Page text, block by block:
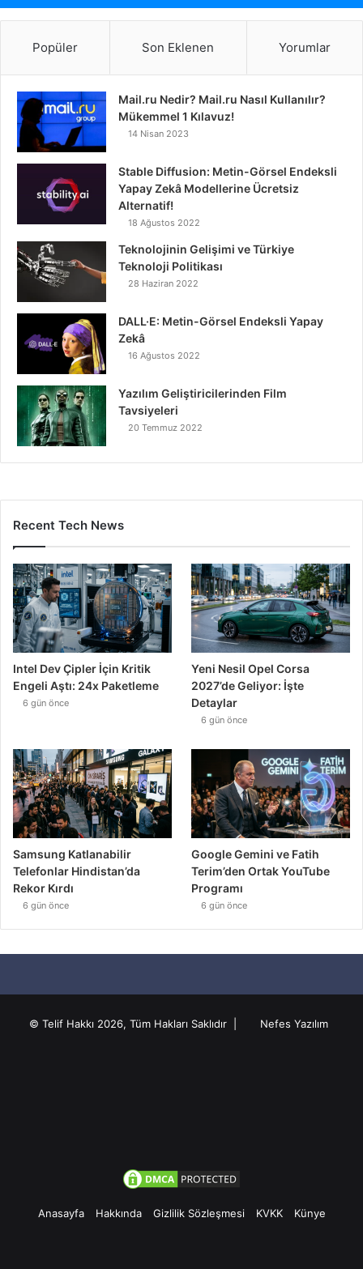
Popüler Son Eklenen Yorumlar
Mail.ru Nedir? Mail.ru Nasıl Kullanılır?
Mükemmel 1 Kılavuz!
14 Nisan 2023
Stable Diffusion: Metin-Görsel Endeksli
Yapay Zekâ Modellerine Ücretsiz
Alternatif!
18 Ağustos 2022
Teknolojinin Gelişimi ve Türkiye
Teknoloji Politikası
28 Haziran 2022
DALL·E: Metin-Görsel Endeksli Yapay
Zekâ
16 Ağustos 2022
Yazılım Geliştiricilerinden Film
Tavsiyeleri
20 Temmuz 2022
Recent Tech News
Intel Dev Çipler İçin Kritik
Engeli Aştı: 24x Paketleme
6 gün önce
Yeni Nesil Opel Corsa
2027’de Geliyor: İşte
Detaylar
6 gün önce
Samsung Katlanabilir
Telefonlar Hindistan’da
Rekor Kırdı
6 gün önce
Google Gemini ve Fatih
Terim’den Ortak YouTube
Programı
6 gün önce
© Telif Hakkı 2026, Tüm Hakları Saklıdır | Nefes Yazılım
Anasayfa Hakkında Gizlilik Sözleşmesi KVKK Künye